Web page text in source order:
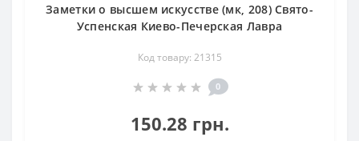
Заметки о высшем искусстве (мк, 208) Свято-
Успенская Киево-Печерская Лавра
Код товару: 21315
0
150.28 грн.